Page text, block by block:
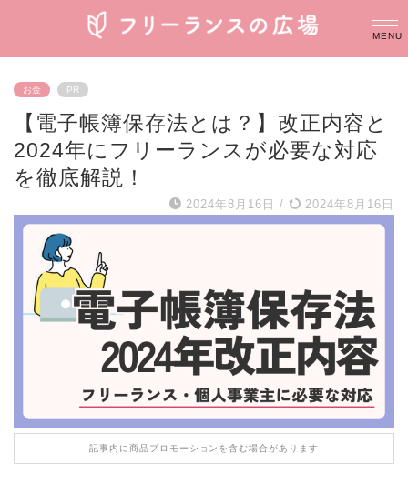
お金 PR
【電子帳簿保存法とは？】改正内容と
2024年にフリーランスが必要な対応
を徹底解説！
2024年8月16日 / 2024年8月16日
記事内に商品プロモーションを含む場合があります